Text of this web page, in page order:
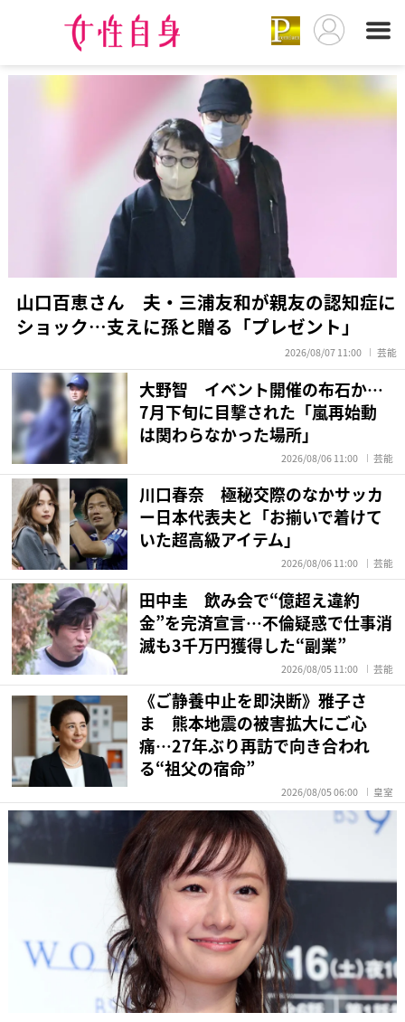
山口百恵さん 夫・三浦友和が親友の認知症に
ショック…支えに孫と贈る「プレゼント」
2026/08/07 11:00 芸能
大野智 イベント開催の布石か…
7月下旬に目撃された「嵐再始動
は関わらなかった場所」
2026/08/06 11:00 芸能
川口春奈 極秘交際のなかサッカ
ー日本代表夫と「お揃いで着けて
いた超高級アイテム」
2026/08/06 11:00 芸能
田中圭 飲み会で“億超え違約
金”を完済宣言…不倫疑惑で仕事消
滅も3千万円獲得した“副業”
2026/08/05 11:00 芸能
《ご静養中止を即決断》雅子さ
ま 熊本地震の被害拡大にご心
痛…27年ぶり再訪で向き合われ
る“祖父の宿命”
2026/08/05 06:00 皇室